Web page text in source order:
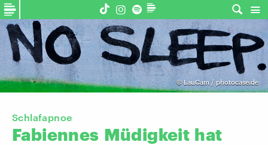
© LauCam / photocase.de
Schlafapnoe
Fabiennes Müdigkeit hat